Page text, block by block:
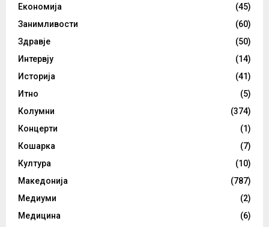
Економија
(45)
Занимливости
(60)
Здравје
(50)
Интервју
(14)
Историја
(41)
Итно
(5)
Колумни
(374)
Концерти
(1)
Кошарка
(7)
Култура
(10)
Македонија
(787)
Медиуми
(2)
Медицина
(6)